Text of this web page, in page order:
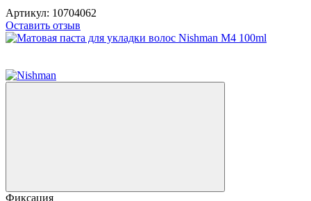
Артикул: 10704062
Оставить отзыв
Фиксация